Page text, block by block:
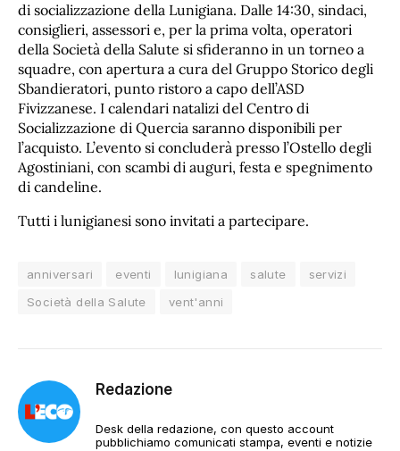
di socializzazione della Lunigiana. Dalle 14:30, sindaci,
consiglieri, assessori e, per la prima volta, operatori
della Società della Salute si sfideranno in un torneo a
squadre, con apertura a cura del Gruppo Storico degli
Sbandieratori, punto ristoro a capo dell’ASD
Fivizzanese. I calendari natalizi del Centro di
Socializzazione di Quercia saranno disponibili per
l’acquisto. L’evento si concluderà presso l’Ostello degli
Agostiniani, con scambi di auguri, festa e spegnimento
di candeline.
Tutti i lunigianesi sono invitati a partecipare.
anniversari eventi lunigiana salute
servizi
Società della Salute
vent'anni
Redazione
Desk della redazione, con questo account
pubblichiamo comunicati stampa, eventi e notizie